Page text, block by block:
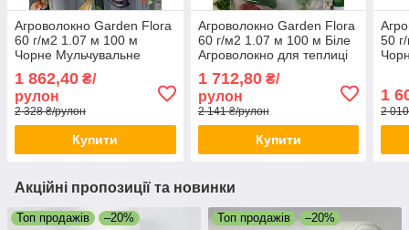
Агроволокно Garden Flora
60 г/м2 1.07 м 100 м
Чорне Мульчувальне
агроволокно Агроволокно
чорне
1 862,40 ₴/
рулон
2 328 ₴/рулон
Купити
Агроволокно Garden Flora
60 г/м2 1.07 м 100 м Біле
Агроволокно для теплиці
Якісне агроволокно
1 712,80₴/
рулон
2 141 ₴/рулон
Купити
50
1
2
Акційні пропозиції та новинки
Топ продажів –20% Топ продажів –20%